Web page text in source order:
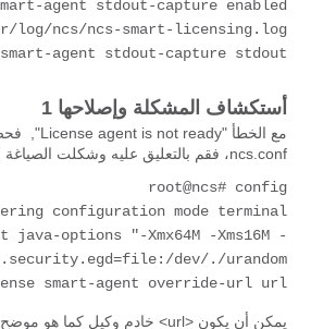
agent stdout-capture enabled
log/ncs/ncs-smart-licensing.log
agent stdout-capture stdout
أستكشاف المشكلة وإصلاحها 1
مع الخطأ "License agent is not ready",
ncs.conf، فقم بالتعليق عليه وشكلت الصياغة التالية من واجهة سطر الأوامر (CLI) عبر واجهة سطر الأوامر (NSO):
options "-Xmx64M -Xms16M -
smart-agent override-url url